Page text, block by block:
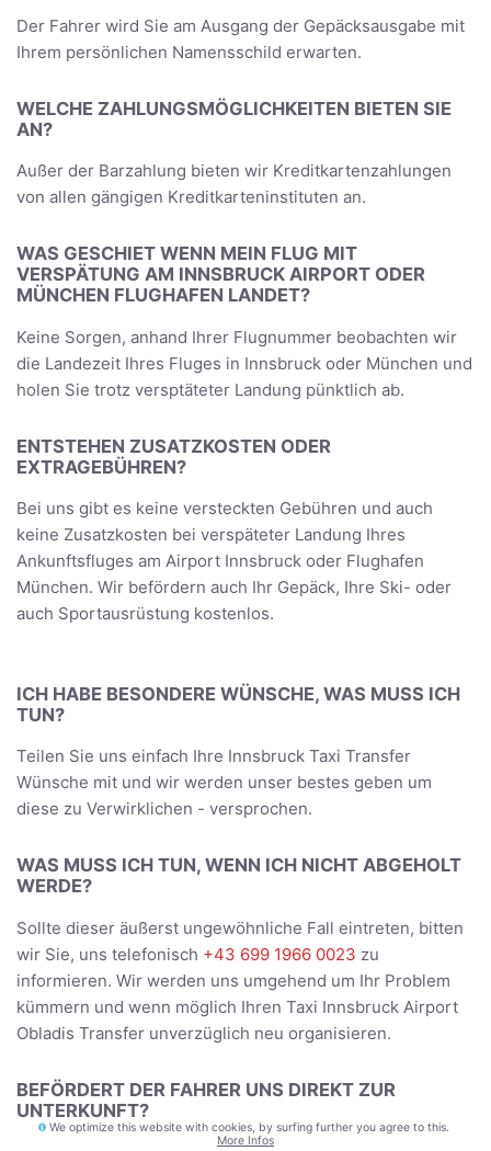
Der Fahrer wird Sie am Ausgang der Gepäcksausgabe mit
Ihrem persönlichen Namensschild erwarten.
WELCHE ZAHLUNGSMÖGLICHKEITEN BIETEN SIE
AN?
Außer der Barzahlung bieten wir Kreditkartenzahlungen
von allen gängigen Kreditkarteninstituten an.
WAS GESCHIET WENN MEIN FLUG MIT
VERSPÄTUNG AM INNSBRUCK AIRPORT ODER
MÜNCHEN FLUGHAFEN LANDET?
Keine Sorgen, anhand Ihrer Flugnummer beobachten wir
die Landezeit Ihres Fluges in Innsbruck oder München und
holen Sie trotz versptäteter Landung pünktlich ab.
ENTSTEHEN ZUSATZKOSTEN ODER
EXTRAGEBÜHREN?
Bei uns gibt es keine versteckten Gebühren und auch
keine Zusatzkosten bei verspäteter Landung Ihres
Ankunftsfluges am Airport Innsbruck oder Flughafen
München. Wir befördern auch Ihr Gepäck, Ihre Ski- oder
auch Sportausrüstung kostenlos.
ICH HABE BESONDERE WÜNSCHE, WAS MUSS ICH
TUN?
Teilen Sie uns einfach Ihre Innsbruck Taxi Transfer
Wünsche mit und wir werden unser bestes geben um
diese zu Verwirklichen - versprochen.
WAS MUSS ICH TUN, WENN ICH NICHT ABGEHOLT
WERDE?
Sollte dieser äußerst ungewöhnliche Fall eintreten, bitten
wir Sie, uns telefonisch +43 699 1966 0023 zu
informieren. Wir werden uns umgehend um Ihr Problem
kümmern und wenn möglich Ihren Taxi Innsbruck Airport
Obladis Transfer unverzüglich neu organisieren.
BEFÖRDERT DER FAHRER UNS DIREKT ZUR
UNTERKUNFT?
We optimize this website with cookies, by surfing further you agree to this.
More Infos